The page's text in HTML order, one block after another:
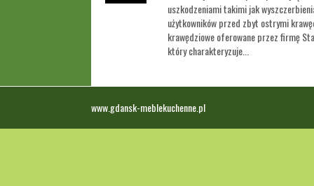
uszkodzeniami takimi jak
użytkowników przed zbyt ostrymi
krawędziowe oferowane przez firmę
który charakteryzuje...
www.gdansk-meblekuchenne.pl